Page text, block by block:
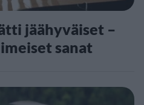
jäähyväiset –
sanat